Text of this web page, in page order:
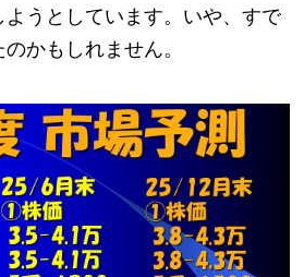
うとしています。いや、すで
かもしれません。